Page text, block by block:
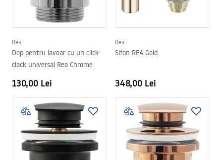
Rea
Dop pentru lavoar cu un click-
clack universal Rea Chrome
130,00 Lei
Rea
Sifon REA Gold
348,00 Lei